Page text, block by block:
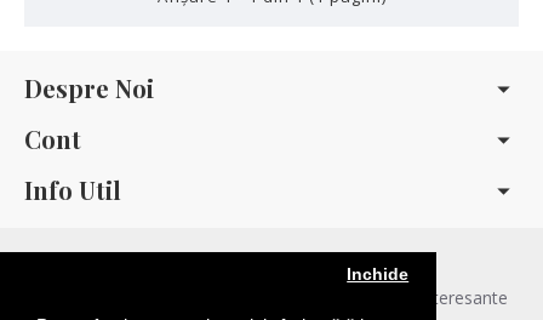
Inchide
Despre Noi
Cont
Info Util
Asigurați-vă că nu pierdeți niciodată știrile noastre interesante